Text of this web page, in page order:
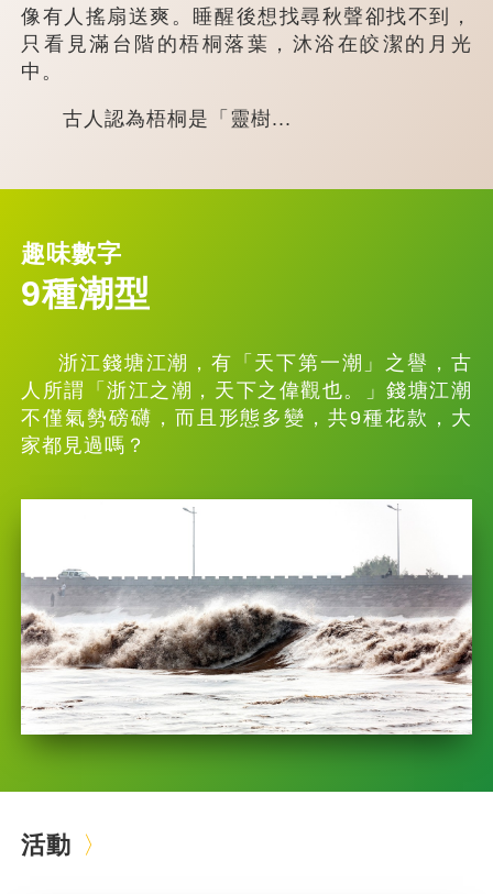
像有人搖扇送爽。睡醒後想找尋秋聲卻找不到，
只看見滿台階的梧桐落葉，沐浴在皎潔的月光
中。
古人認為梧桐是「靈樹...
趣味數字
9種潮型
浙江錢塘江潮，有「天下第一潮」之譽，古
人所謂「浙江之潮，天下之偉觀也。」錢塘江潮
不僅氣勢磅礴，而且形態多變，共9種花款，大
家都見過嗎？
活動